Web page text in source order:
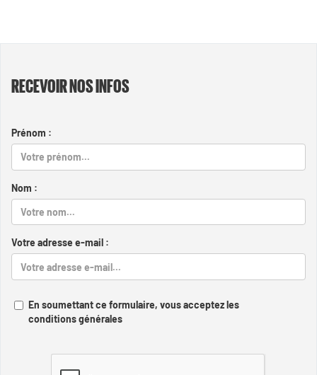
RECEVOIR NOS INFOS
Prénom :
Nom :
Votre adresse e-mail :
En soumettant ce formulaire, vous acceptez les
conditions générales